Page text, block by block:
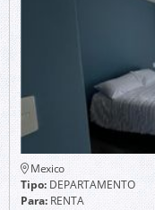
Mexico
Tipo:DEPARTAMENTO
Para:RENTA